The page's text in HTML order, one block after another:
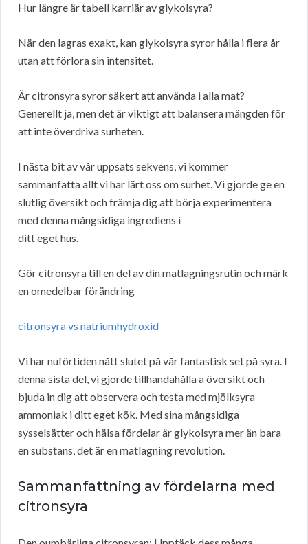
Hur längre är tabell karriär av glykolsyra?
När den lagras exakt, kan glykolsyra syror hålla i flera år
utan att förlora sin intensitet.
Är citronsyra syror säkert att använda i alla mat?
Generellt ja, men det är viktigt att balansera mängden för
att inte överdriva surheten.
I nästa bit av vår uppsats sekvens, vi kommer
sammanfatta allt vi har lärt oss om surhet. Vi gjorde ge en
slutlig översikt och främja dig att börja experimentera
med denna mångsidiga ingrediens i
ditt eget hus.
Gör citronsyra till en del av din matlagningsrutin och märk
en omedelbar förändring
citronsyra vs natriumhydroxid
Vi har nuförtiden nått slutet på vår fantastisk set på syra. I
denna sista del, vi gjorde tillhandahålla a översikt och
bjuda in dig att observera och testa med mjölksyra
ammoniak i ditt eget kök. Med sina mångsidiga
sysselsätter och hälsa fördelar är glykolsyra mer än bara
en substans, det är en matlagning revolution.
Sammanfattning av fördelarna med
citronsyra